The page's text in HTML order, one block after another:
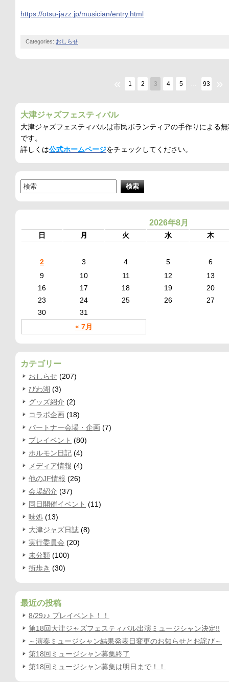
https://otsu-jazz.jp/musician/entry.html
Categories: おしらせ
« 1 2 3 4 5 93 »
大津ジャズフェスティバル
大津ジャズフェスティバルは市民ボランティアの手作りによる
です。
詳しくは公式ホームページをチェックしてください。
2026年8月
日 月 火 水 木
« 7月
2 3 4 5
6
9
10 11 12
13
16
17 18 19
20
23
24 25 26
27
30
31
カテゴリー
おしらせ (207)
びわ湖 (3)
グッズ紹介 (2)
コラボ企画 (18)
パートナー会場・企画 (7)
プレイベント (80)
ホルモン日記 (4)
メディア情報 (4)
他のJF情報 (26)
会場紹介 (37)
同日開催イベント (11)
味処 (13)
大津ジャズ日誌 (8)
実行委員会 (20)
未分類 (100)
街歩き (30)
最近の投稿
8/29♪♪ プレイベント！！
第18回大津ジャズフェスティバル出演ミュージシャン決定!!
～演奏ミュージシャン結果発表日変更のお知らせとお詫び～
第18回ミュージシャン募集終了
第18回ミュージシャン募集は明日まで！！